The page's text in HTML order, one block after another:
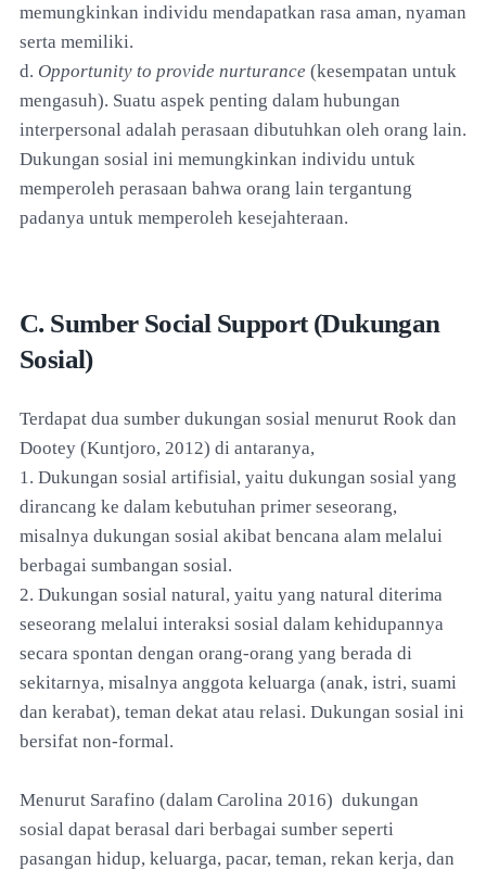
memungkinkan individu mendapatkan rasa aman, nyaman
serta memiliki.
d. Opportunity to provide nurturance (kesempatan untuk
mengasuh). Suatu aspek penting dalam hubungan
interpersonal adalah perasaan dibutuhkan oleh orang lain.
Dukungan sosial ini memungkinkan individu untuk
memperoleh perasaan bahwa orang lain tergantung
padanya untuk memperoleh kesejahteraan.
C. Sumber Social Support (Dukungan
Sosial)
Terdapat dua sumber dukungan sosial menurut Rook dan
Dootey (Kuntjoro, 2012) di antaranya,
1. Dukungan sosial artifisial, yaitu dukungan sosial yang
dirancang ke dalam kebutuhan primer seseorang,
misalnya dukungan sosial akibat bencana alam melalui
berbagai sumbangan sosial.
2. Dukungan sosial natural, yaitu yang natural diterima
seseorang melalui interaksi sosial dalam kehidupannya
secara spontan dengan orang-orang yang berada di
sekitarnya, misalnya anggota keluarga (anak, istri, suami
dan kerabat), teman dekat atau relasi. Dukungan sosial ini
bersifat non-formal.
Menurut Sarafino (dalam Carolina 2016) dukungan
sosial dapat berasal dari berbagai sumber seperti
pasangan hidup, keluarga, pacar, teman, rekan kerja, dan